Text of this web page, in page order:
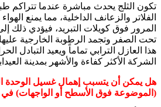
تكون الثلج يحدث مباشرة عندما تتراكم
الفلاتر والزعانف الداخلية، مما يمنع
المرور فوق كويلات التبريد، فيؤدي ذلك
تحت الصفر وتجمد الرطوبة الخارجية
هذا العازل الترابي تماماً ويعيد التبادل
الشركة الأكثر كفاءة والأشهر بمدينة
هل يمكن أن يتسبب إهمال غسيل الوحدة
(الموضوعة فوق الأسطح أو الواجهات) في